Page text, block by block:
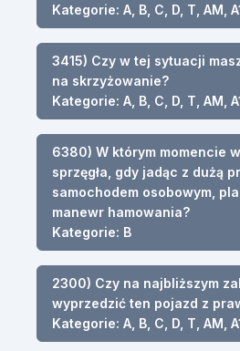
Kategorie: A, B, C, D, T, AM,
3415) Czy w tej sytuacji
na skrzyżowanie?
Kategorie: A, B, C, D, T, AM,
6380) W którym momencie
sprzęgła, gdy jadąc z dużą
samochodem osobowym,
manewr hamowania?
Kategorie: B
2300) Czy na najbliższym
wyprzedzić ten pojazd z
Kategorie: A, B, C, D, T, AM,